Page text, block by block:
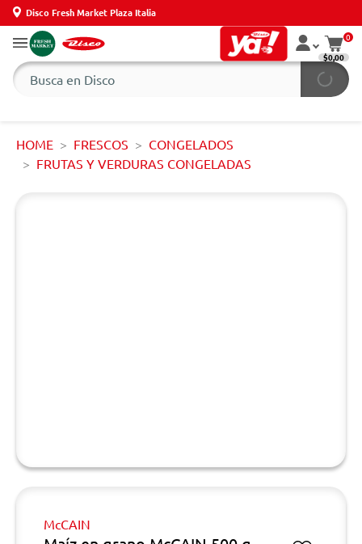
Disco Fresh Market Plaza Italia
0
$0,00
HOME FRESCOS
CONGELADOS
FRUTAS Y VERDURAS CONGELADAS
McCAIN